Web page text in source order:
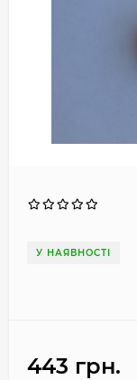
У НАЯВНОСТІ
443 грн.